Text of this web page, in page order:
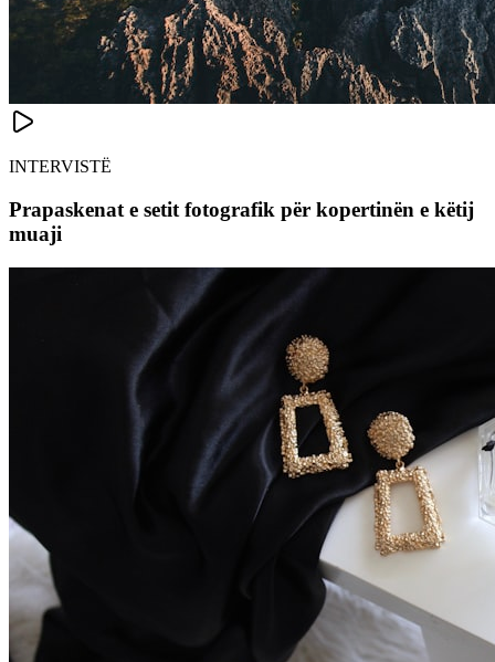
INTERVISTË
Prapaskenat e setit fotografik për kopertinën e këtij
muaji